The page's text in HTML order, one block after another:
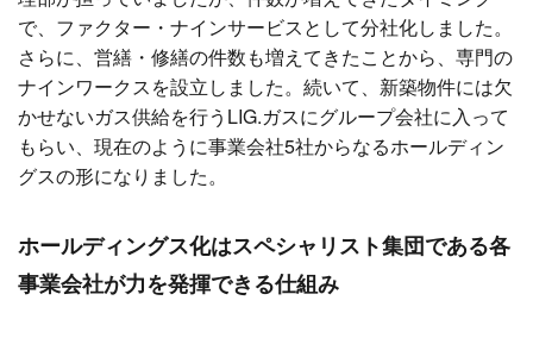
で、ファクター・ナインサービスとして分社化しました。
さらに、営繕・修繕の件数も増えてきたことから、専門の
ナインワークスを設立しました。続いて、新築物件には欠
かせないガス供給を行うLIG.ガスにグループ会社に入って
もらい、現在のように事業会社5社からなるホールディン
グスの形になりました。
ホールディングス化はスペシャリスト集団である各
事業会社が力を発揮できる仕組み